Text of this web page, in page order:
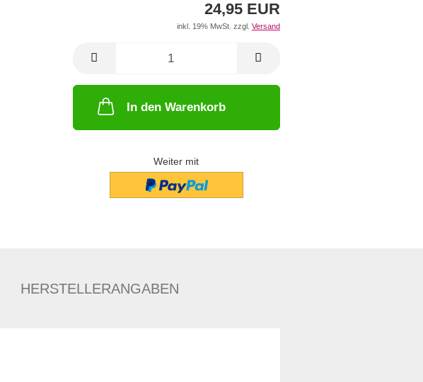
24,95 EUR
inkl. 19% MwSt. zzgl. Versand
In den Warenkorb
Weiter mit
HERSTELLERANGABEN